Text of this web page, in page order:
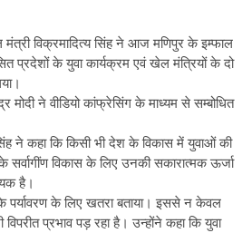
मंत्री विक्रमादित्य सिंह ने आज मणिपुर के इम्फाल
प्रदेशों के युवा कार्यक्रम एवं खेल मंत्रियों के दो
मोदी ने वीडियो कांफ्रेसिंग के माध्यम से सम्बोधित
ने कहा कि किसी भी देश के विकास में युवाओं की
विकास के लिए उनकी सकारात्मक ऊर्जा
है।
के पर्यावरण के लिए खतरा बताया। इससे न केवल
प्रभाव पड़ रहा है। उन्होंने कहा कि युवा